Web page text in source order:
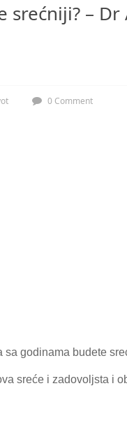
–
0 Comment
godinama budete
sreće i zadovoljsta i